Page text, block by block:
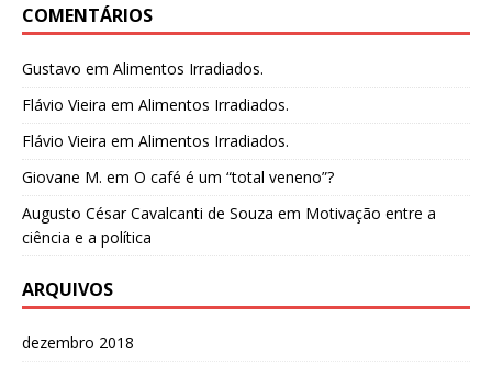
COMENTÁRIOS
Gustavo em Alimentos Irradiados.
Flávio Vieira em Alimentos Irradiados.
Flávio Vieira em Alimentos Irradiados.
Giovane M. em O café é um “total veneno”?
Augusto César Cavalcanti de Souza em Motivação entre a
ciência e a política
ARQUIVOS
dezembro 2018